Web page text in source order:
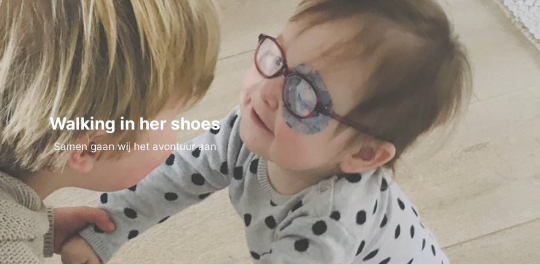
Walking in her shoes
Samen gaan wij het avontuur aan